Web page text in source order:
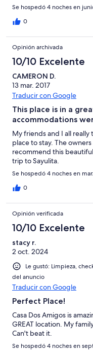
Se hospedó 4 noches en
0
Opinión archivada
10/10 Excelente
CAMERON D.
13 mar. 2017
Traducir con Google
This place is in a
accommodations
My friends and I all really
place to stay. The
recommend this
trip to Sayulita.
Se hospedó 4 noches en
0
Opinión verificada
10/10 Excelente
stacy r.
2 oct. 2024
Le gustó: Limpieza,
del anuncio
Traducir con Google
Perfect Place!
Casa Dos Amigos is
GREAT location. My
Can't beat it.
Se hospedó 4 noches en